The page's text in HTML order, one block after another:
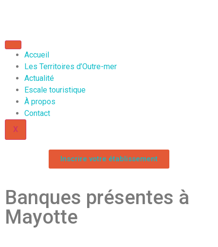
Accueil
Les Territoires d’Outre-mer
Actualité
Escale touristique
À propos
Contact
X
Inscrire votre établissement
Banques présentes à
Mayotte